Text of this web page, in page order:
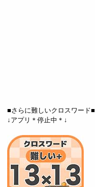
■さらに難しいクロスワード■
↓アプリ＊停止中＊↓